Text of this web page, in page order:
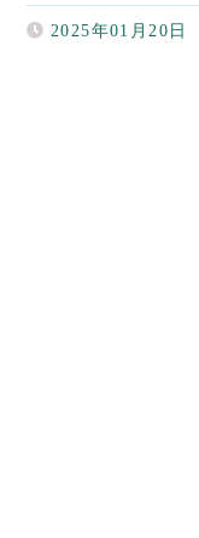
2025年01月20日